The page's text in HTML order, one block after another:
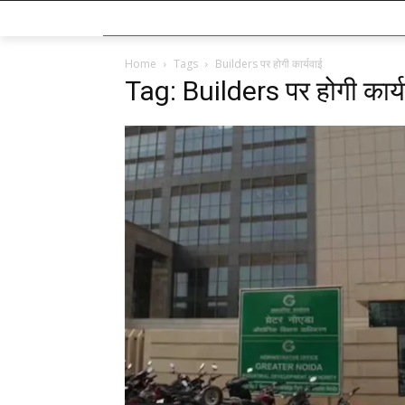
Home Tags Builders पर होगी कार्यवाई
Tag: Builders पर होगी